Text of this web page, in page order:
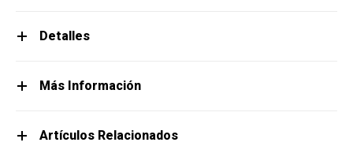
Detalles
Más Información
Artículos Relacionados